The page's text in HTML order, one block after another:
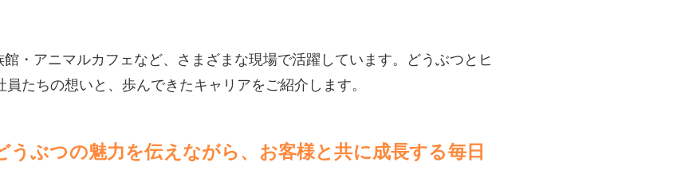
・アニマルカフェなど、さまざまな現場で活躍しています。どうぶつとヒ
たちの想いと、歩んできたキャリアをご紹介します。
うぶつの魅力を伝えながら、お客様と共に成長する毎日